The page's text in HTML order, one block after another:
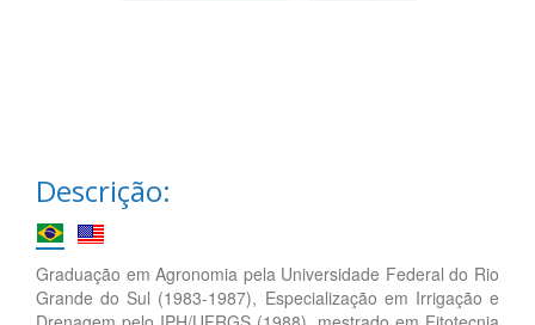
Descrição:
Graduação em Agronomia pela Universidade Federal do Rio
Grande do Sul (1983-1987), Especialização em Irrigação e